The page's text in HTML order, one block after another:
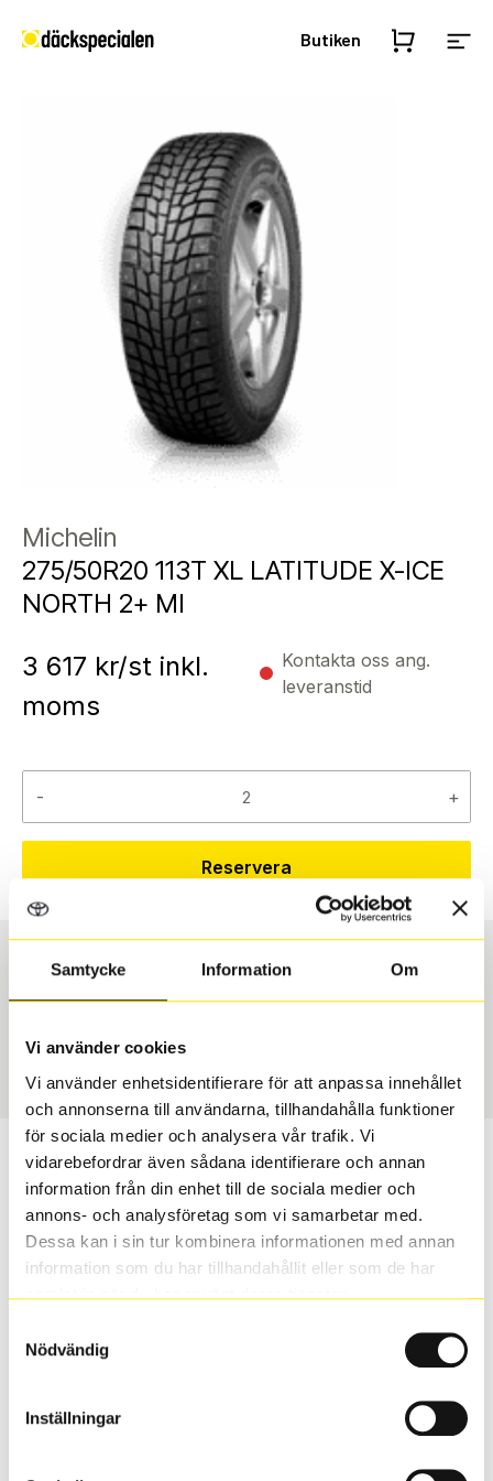
Samtycke Information Om
Vi använder cookies
Vi använder enhetsidentifierare för att anpassa innehållet
och annonserna till användarna, tillhandahålla funktioner
för sociala medier och analysera vår trafik. Vi
vidarebefordrar även sådana identifierare och annan
information från din enhet till de sociala medier och
annons- och analysföretag som vi samarbetar med.
Dessa kan i sin tur kombinera informationen med annan
information som du har tillhandahållit eller som de har
samlat in när du har använt deras tjänster.
Nödvändig
Inställningar
Butiken
Michelin
275/50R20 113T XL LATITUDE X-ICE
NORTH 2+ MI
3 617 kr/st inkl.
moms
Kontakta oss ang.
leveranstid
- +
Reservera
Art nummer
Passar detta däck min bil?
Ange registreringsnummer för att se om det däck du
valt passar din bilmodell. Om du köper däck som skall
sättas på dina befintliga fälgar, se till att kolla en extra
gång så att däck och fälg har samma dimensioner.
inte vara samma dimension som bilen hade ut från